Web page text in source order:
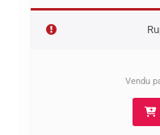
Vendu